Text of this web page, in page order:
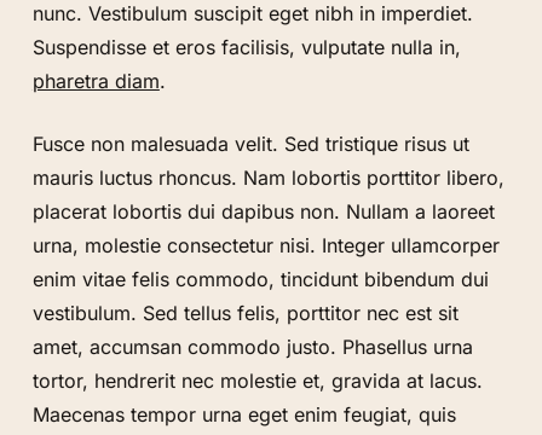
nunc. Vestibulum suscipit eget nibh in imperdiet.
Suspendisse et eros facilisis, vulputate nulla in,
pharetra diam.
Fusce non malesuada velit. Sed tristique risus ut
mauris luctus rhoncus. Nam lobortis porttitor libero,
placerat lobortis dui dapibus non. Nullam a laoreet
urna, molestie consectetur nisi. Integer ullamcorper
enim vitae felis commodo, tincidunt bibendum dui
vestibulum. Sed tellus felis, porttitor nec est sit
amet, accumsan commodo justo. Phasellus urna
tortor, hendrerit nec molestie et, gravida at lacus.
Maecenas tempor urna eget enim feugiat, quis